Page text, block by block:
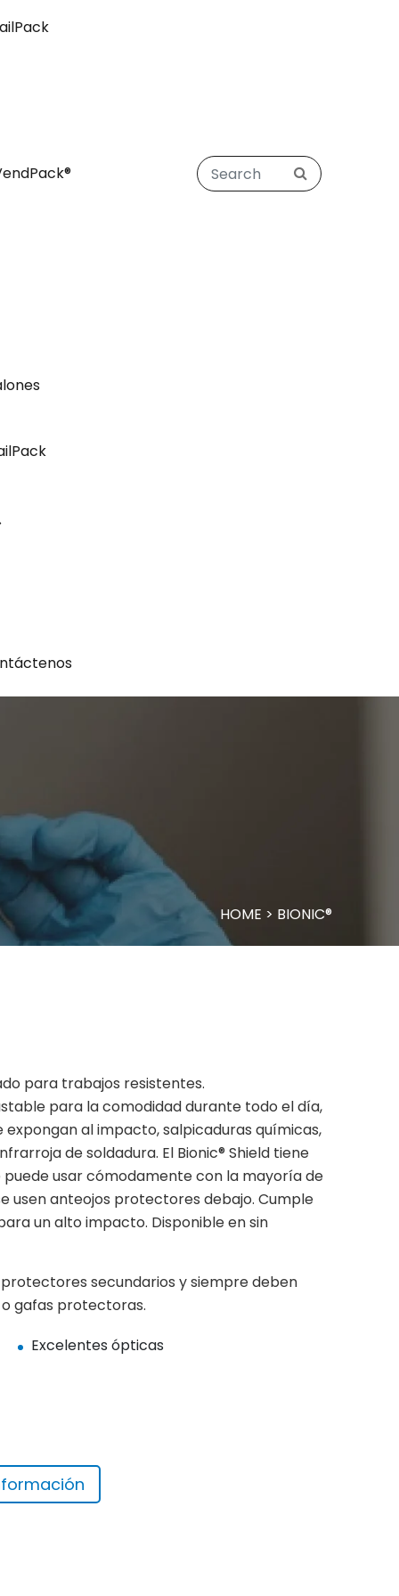
HOME > BIONIC®
para trabajos resistentes.
para la comodidad durante todo el día,
al impacto, salpicaduras químicas,
de soldadura. El Bionic® Shield tiene
usar cómodamente con la mayoría de
usen anteojos protectores debajo. Cumple
un alto impacto. Disponible en sin
secundarios y siempre deben
gafas protectoras.
Excelentes ópticas